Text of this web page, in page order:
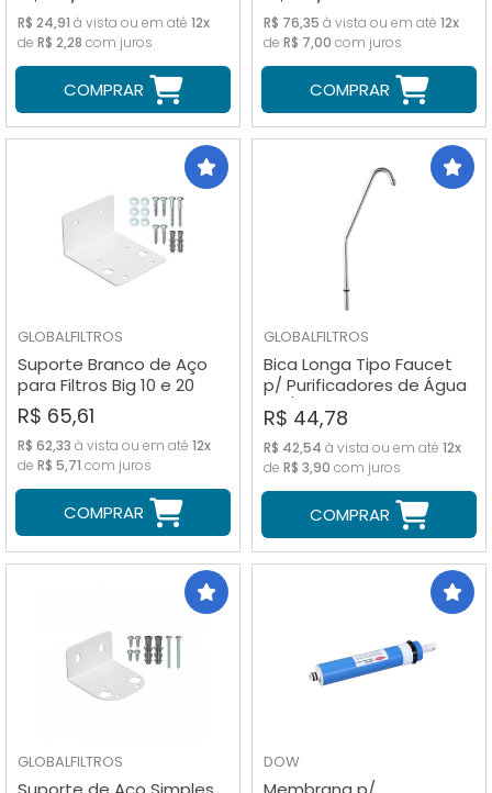
R$ 24,91 à vista ou em até 12x
de R$ 2,28 com juros
COMPRAR
R$ 76,35 à vista ou em até 12x
de R$ 7,00 com juros
COMPRAR
GLOBALFILTROS
Suporte Branco de Aço
para Filtros Big 10 e 20
R$ 65,61
R$ 62,33 à vista ou em até 12x
de R$ 5,71 com juros
COMPRAR
GLOBALFILTROS
Bica Longa Tipo Faucet
p/ Purificadores de Água
9.3/4", 10"
R$ 44,78
R$ 42,54 à vista ou em até 12x
de R$ 3,90 com juros
COMPRAR
GLOBALFILTROS DOW